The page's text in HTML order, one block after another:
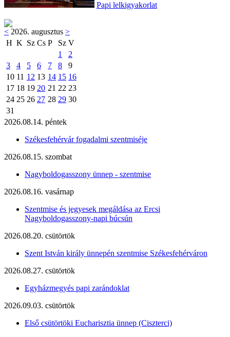
Papi lelkigyakorlat
< 2026. augusztus >
H K Sz Cs P Sz V
1
2
3
4 5 6 7 8
9
10 11 12 13 14 15 16
17 18 19 20 21 22 23
24 25 26 27 28 29 30
31
2026.08.14. péntek
Székesfehérvár fogadalmi szentmiséje
2026.08.15. szombat
Nagyboldogasszony ünnep - szentmise
2026.08.16. vasárnap
Szentmise és jegyesek megáldása az Ercsi
Nagyboldogasszony-napi búcsún
2026.08.20. csütörtök
Szent István király ünnepén szentmise Székesfehérváron
2026.08.27. csütörtök
Egyházmegyés papi zarándoklat
2026.09.03. csütörtök
Első csütörtöki Eucharisztia ünnep (Ciszterci)